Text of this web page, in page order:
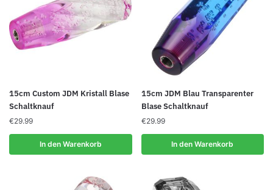
15cm Custom JDM Kristall Blase
Schaltknauf
€29.99
In den Warenkorb
15cm JDM Blau Transparenter
Blase Schaltknauf
€29.99
In den Warenkorb